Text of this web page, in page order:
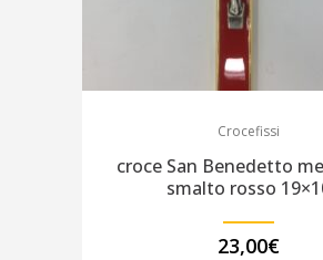
Crocefissi
croce San Benedetto
smalto rosso
23,00€